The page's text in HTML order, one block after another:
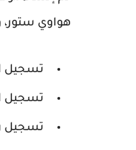
هواوي
تسجيل
تسجيل
تسجيل